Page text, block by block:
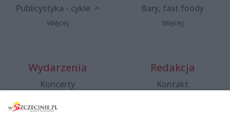
Publicystyka - cykle
Więcej
Bary, fast foody
Więcej
Wydarzenia
Koncerty
Spacery i oprowadzania
Redakcja
Kontakt